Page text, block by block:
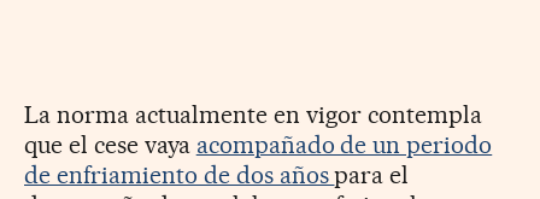
La norma actualmente en vigor contempla
que el cese vaya acompañado de un periodo
de enfriamiento de dos añospara el